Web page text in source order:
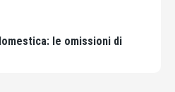
le omissioni di